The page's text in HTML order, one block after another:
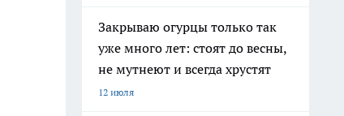
Закрываю огурцы только так
уже много лет: стоят до весны,
не мутнеют и всегда хрустят
12 июля